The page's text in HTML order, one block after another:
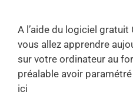
A l’aide du logiciel gratuit
vous allez apprendre
sur votre ordinateur au
préalable avoir
ici